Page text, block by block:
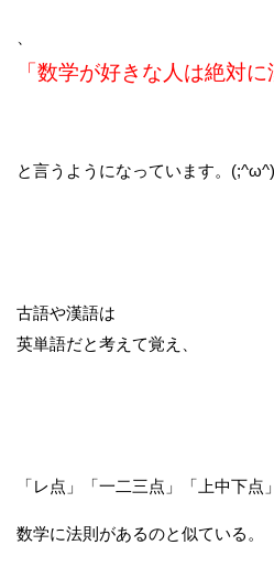
「数学が好きな人は絶対
と言うようになっています。(;^ω^)
古語や漢語は
英単語だと考えて覚え、
「レ点」「一二三点」「上中下点
数学に法則があるのと似ている。